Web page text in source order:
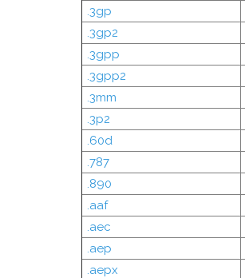
.3gp
.3gp2
.3gpp
.3gpp2
.3mm
.3p2
.60d
.787
.890
.aaf
.aec
.aep
.aepx